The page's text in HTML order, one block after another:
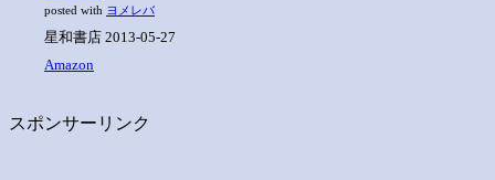
posted with ヨメレバ
星和書店 2013-05-27
Amazon
スポンサーリンク